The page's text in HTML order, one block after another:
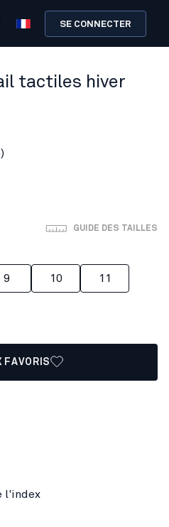
SE CONNECTER
tactiles hiver
GUIDE DES TAILLES
9 10 11
FAVORIS
l'index